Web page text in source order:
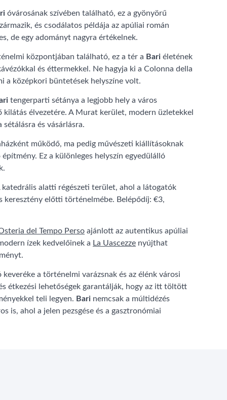
óvárosának szívében található, ez a gyönyörű
és csodálatos példája az apúliai román
de egy adományt nagyra értékelnek.
központjában található, ez a tér a Bari életének
és éttermekkel. Ne hagyja ki a Colonna della
a középkori büntetések helyszíne volt.
tengerparti sétánya a legjobb hely a város
kilátás élvezetére. A Murat kerület, modern üzletekkel
és vásárlásra.
működő, ma pedig művészeti kiállításoknak
Ez a különleges helyszín egyedülálló
katedrális alatti régészeti terület, ahol a látogatók
keresztény előtti történelmébe. Belépődíj: €3,
del Tempo Perso ajánlott az autentikus apúliai
ízek kedvelőinek a La Uascezze nyújthat
a történelmi varázsnak és az élénk városi
étkezési lehetőségek garantálják, hogy az itt töltött
teli legyen. Bari nemcsak a múltidézés
is, ahol a jelen pezsgése és a gasztronómiai